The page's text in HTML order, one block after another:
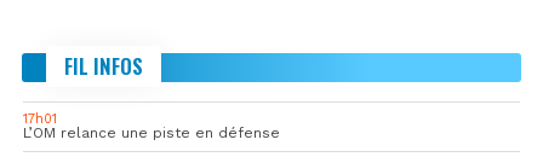
FIL INFOS
17h01
L’OM relance une piste en défense